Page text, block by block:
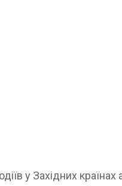
у Західних країнах